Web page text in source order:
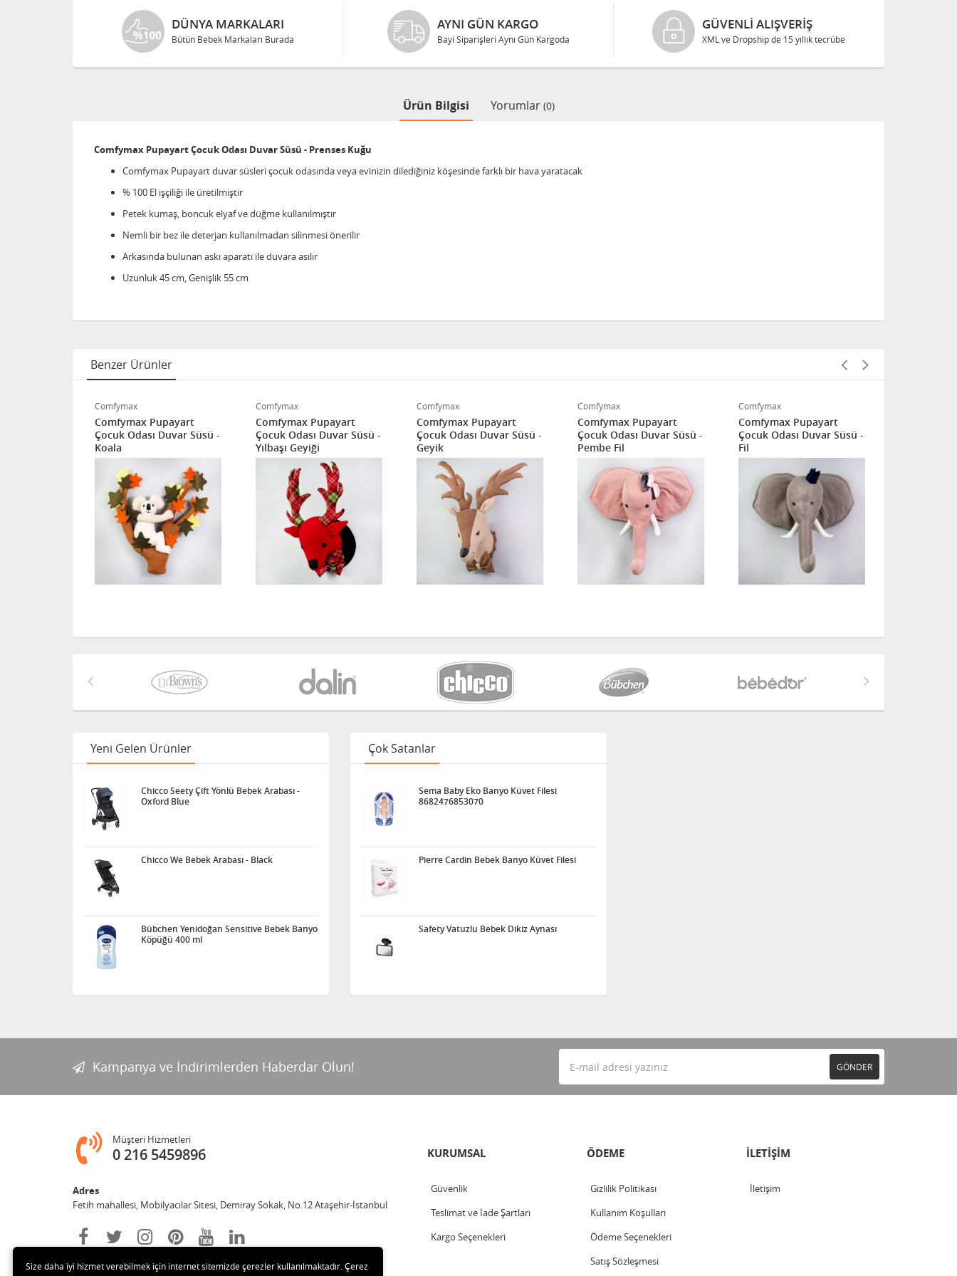
DÜNYA MARKALARI
Bütün Bebek Markaları Burada
AYNI GÜN KARGO
Bayi Siparişleri Aynı Gün Kargoda
GÜVENLI ALIŞVERIŞ
XML ve Dropship de 15 yıllık tecrübe
Ürün Bilgisi Yorumlar (0)
Comfymax Pupayart Çocuk Odası Duvar Süsü - Prenses Kuğu
Comfymax Pupayart duvar süsleri çocuk odasında veya evinizin dilediğiniz köşesinde farklı bir hava yaratacak
% 100 El işçiliği ile üretilmiştir
Petek kumaş, boncuk elyaf ve düğme kullanılmıştır
Nemli bir bez ile deterjan kullanılmadan silinmesi önerilir
Arkasında bulunan askı aparatı ile duvara asılır
Uzunluk 45 cm, Genişlik 55 cm
Benzer Ürünler
Comfymax
Comfymax Pupayart
Çocuk Odası Duvar Süsü -
Koala
Comfymax
Comfymax Pupayart
Çocuk Odası Duvar Süsü -
Yılbaşı Geyiği
Comfymax
Comfymax Pupayart
Çocuk Odası Duvar Süsü -
Geyik
Comfymax
Comfymax Pupayart
Çocuk Odası Duvar Süsü -
Pembe Fil
Comfymax
Comfymax Pupayart
Çocuk Odası Duvar Süsü -
Fil
Yeni Gelen Ürünler
Chicco Seety Çift Yönlü Bebek Arabası -
Oxford Blue
Chicco We Bebek Arabası - Black
Bübchen Yenidoğan Sensitive Bebek Banyo
Köpüğü 400 ml
Çok Satanlar
Sema Baby Eko Banyo Küvet Filesi
8682476853070
Pierre Cardin Bebek Banyo Küvet Filesi
Safety Vatuzlu Bebek Dikiz Aynası
Kampanya ve İndirimlerden Haberdar Olun! GÖNDER
Müşteri Hizmetleri
0 216 5459896
Adres
Fetih mahallesi, Mobilyacılar Sitesi, Demiray Sokak, No.12 Ataşehir-İstanbul
KURUMSAL
Güvenlik
Teslimat ve İade Şartları
Kargo Seçenekleri
ÖDEME
Gizlilik Politikası
Kullanım Koşulları
Ödeme Seçenekleri
Satış Sözleşmesi
İLETİŞİM
İletişim
Size daha iyi hizmet verebilmek için internet sitemizde çerezler kullanılmaktadır. Çerez